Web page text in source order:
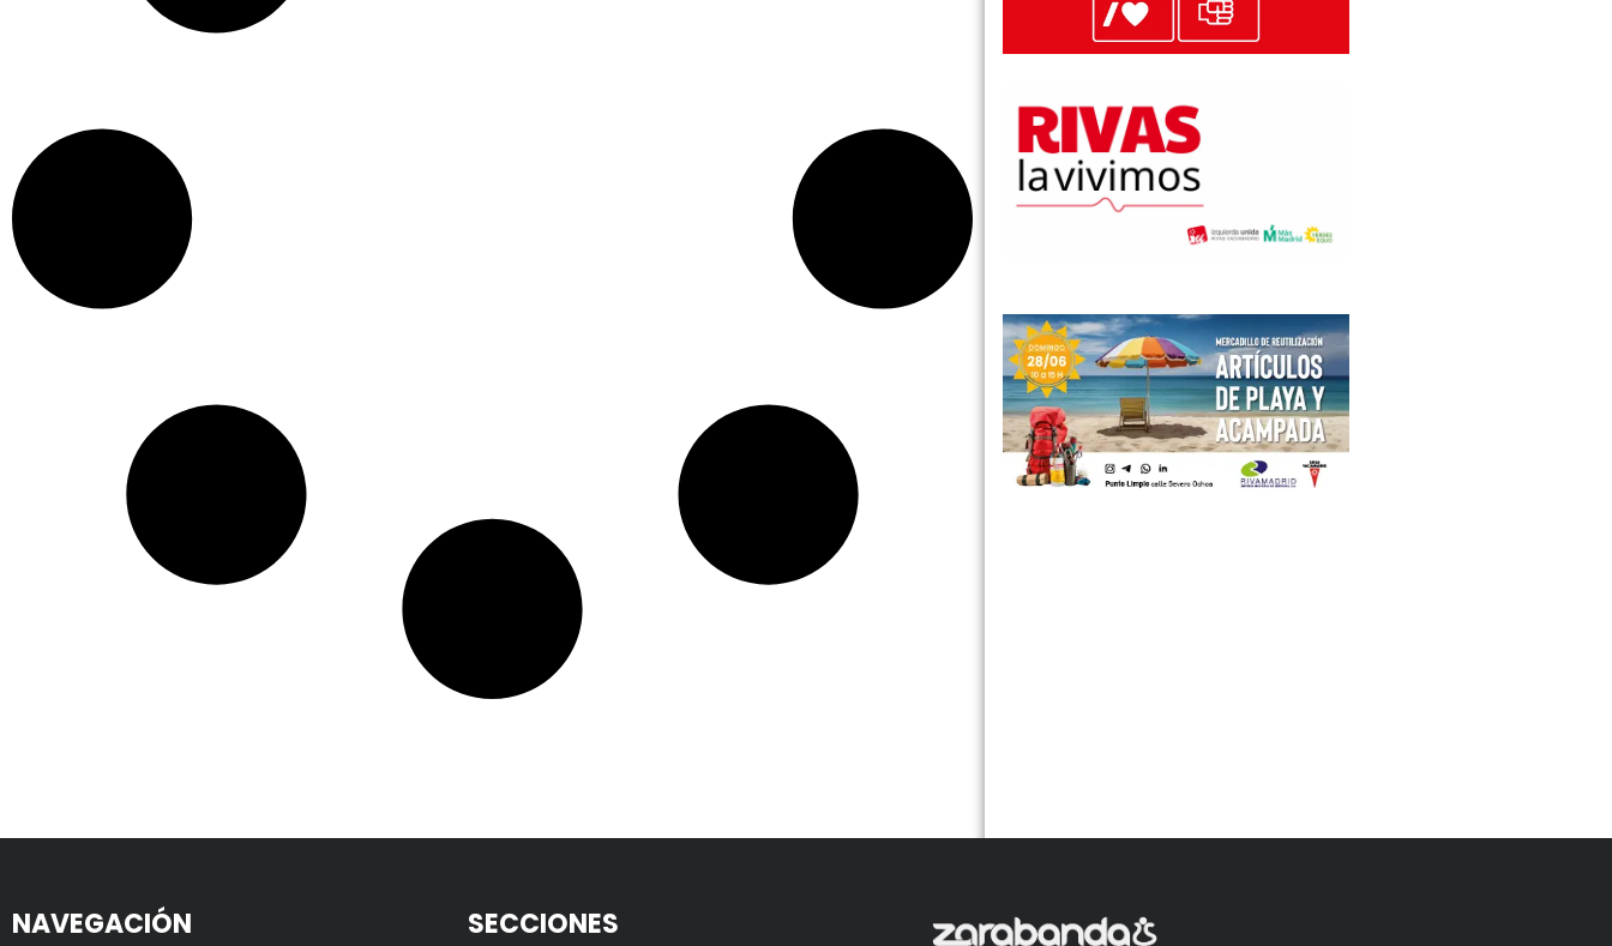
NAVEGACIÓN SECCIONES